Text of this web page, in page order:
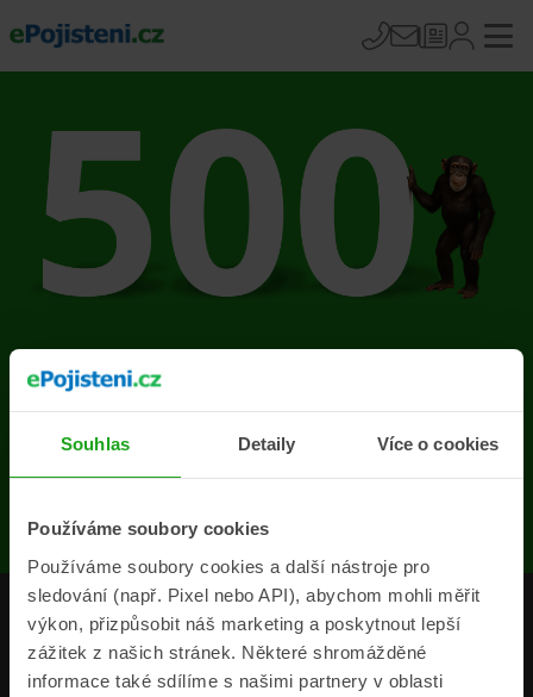
Souhlas Detaily Více o cookies
Používáme soubory cookies
Používáme soubory cookies a další nástroje pro
sledování (např. Pixel nebo API), abychom mohli měřit
výkon, přizpůsobit náš marketing a poskytnout lepší
zážitek z našich stránek. Některé shromážděné
informace také sdílíme s našimi partnery v oblasti
Na stránce se vyskytla
chyba
Produkty
Pojišťovny